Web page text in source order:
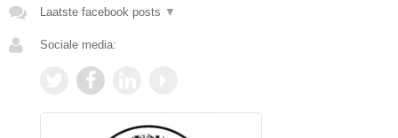
Laatste facebook posts ▼
Sociale media: